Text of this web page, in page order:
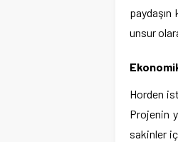
unsur
Horden
Projenin
sakinler